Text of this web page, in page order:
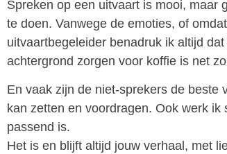
Spreken op een uitvaart is mooi, maar
te doen. Vanwege de emoties, of
uitvaartbegeleider benadruk ik altijd
achtergrond zorgen voor koffie is net
En vaak zijn de niet-sprekers de beste
kan zetten en voordragen. Ook werk
passend is.
Het is en blijft altijd jouw verhaal, met